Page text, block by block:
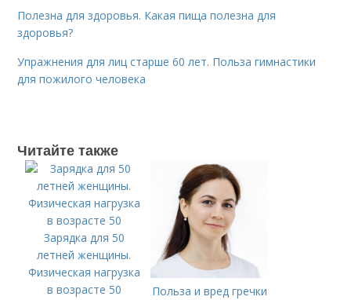
Полезна для здоровья. Какая пища полезна для
здоровья?
Упражнения для лиц старше 60 лет. Польза гимнастики
для пожилого человека
Читайте также
Зарядка для 50
летней женщины.
Физическая нагрузка
в возрасте 50
Польза и вред гречки